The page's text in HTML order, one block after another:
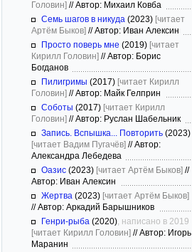
Головин] //Автор: Михаил Ковба
Семь шагов в никуда (2023) [читает
Артём Быков] //Автор: Иван Алексин
Просто поверь мне (2019) [читает
Кирилл Головин] //Автор: Борис
Богданов
Пилигримы (2017) [читает Кирилл
Головин] //Автор: Майк Гелприн
Соботы (2017) [читает Кирилл
Головин] //Автор: Руслан Шабельник
Запись. Вспышка... Повторить (2023)
[читает Вадим Пугачёв] //Автор:
Александра Лебедева
Оазис (2023) [читает Артём Быков] //
Автор: Иван Алексин
Жертва (2023) [читает Артём Быков]
//Автор: Аркадий Барышников
Генри-рыба (2020) , написано в 2019
[читает Кирилл Головин] //Автор: Игорь
Маранин